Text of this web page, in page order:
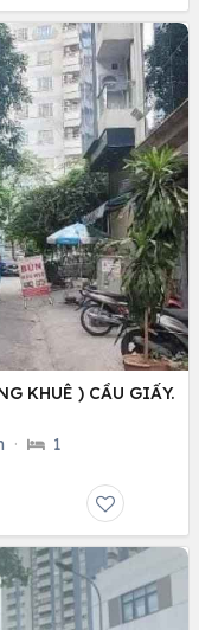
KHUÊ ) CẦU GIẤY.
· 1